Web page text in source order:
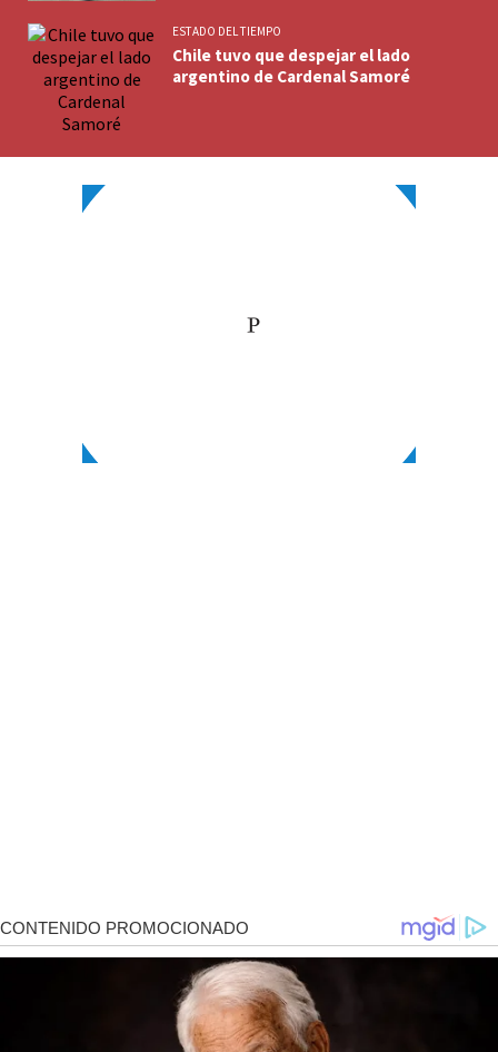
ESTADO DEL TIEMPO
Chile tuvo que despejar el lado
argentino de Cardenal Samoré